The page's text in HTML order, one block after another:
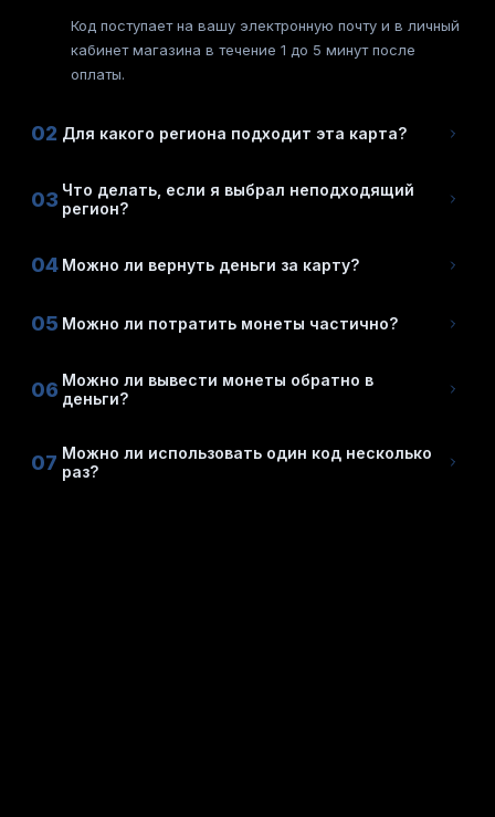
Код поступает на вашу электронную почту и в личный
кабинет магазина в течение 1 до 5 минут после
оплаты.
02 Для какого региона подходит эта карта?
03 Что делать, если я выбрал неподходящий
регион?
04 Можно ли вернуть деньги за карту?
05 Можно ли потратить монеты частично?
06 Можно ли вывести монеты обратно в
деньги?
07 Можно ли использовать один код несколько
раз?